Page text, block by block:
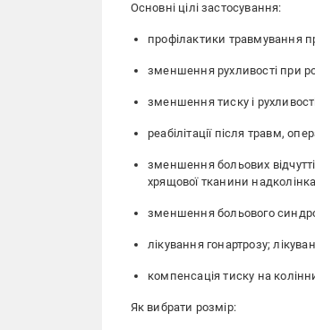
Основні цілі застосування:
профілактики травмування
зменшення рухливості при
зменшення тиску і
реабілітації після травм,
зменшення больових
хрящової тканини
зменшення больового
лікування гонартрозу;
компенсація тиску на
Як вибрати розмір: